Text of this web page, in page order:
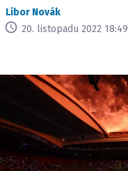
Libor Novák
20. listopadu 2022 18:49